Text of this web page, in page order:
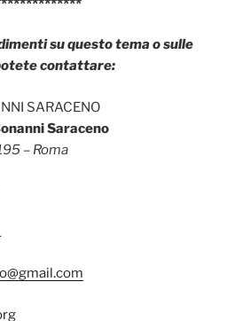
su questo tema o sulle
contattare:
SARACENO
Saraceno
– Roma